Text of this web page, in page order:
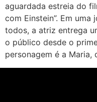
aguardada estreia do
com Einstein”. Em
todos, a atriz entrega
o público desde o
personagem é a Maria,